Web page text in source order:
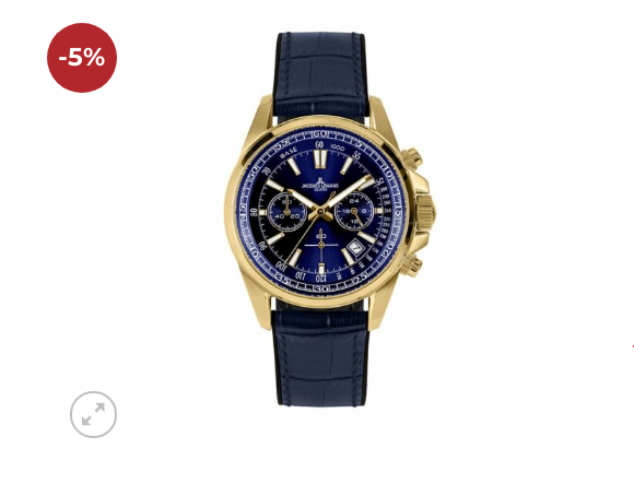
-5%